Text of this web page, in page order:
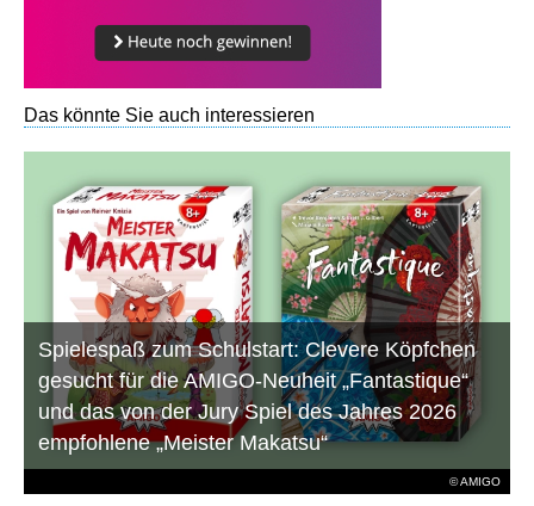
Das könnte Sie auch interessieren
© AMIGO
Spielespaß zum Schulstart: Clevere Köpfchen
gesucht für die AMIGO-Neuheit „Fantastique“
und das von der Jury Spiel des Jahres 2026
empfohlene „Meister Makatsu“